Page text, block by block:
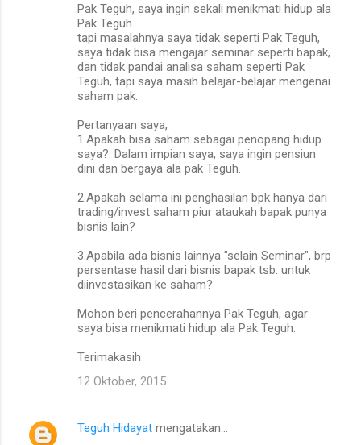
Pak Teguh, saya ingin sekali menikmati hidup ala
Pak Teguh
tapi masalahnya saya tidak seperti Pak Teguh,
saya tidak bisa mengajar seminar seperti bapak,
dan tidak pandai analisa saham seperti Pak
Teguh, tapi saya masih belajar-belajar mengenai
saham pak.
Pertanyaan saya,
1.Apakah bisa saham sebagai penopang hidup
saya?. Dalam impian saya, saya ingin pensiun
dini dan bergaya ala pak Teguh.
2.Apakah selama ini penghasilan bpk hanya dari
trading/invest saham piur ataukah bapak punya
bisnis lain?
3.Apabila ada bisnis lainnya "selain Seminar", brp
persentase hasil dari bisnis bapak tsb. untuk
diinvestasikan ke saham?
Mohon beri pencerahannya Pak Teguh, agar
saya bisa menikmati hidup ala Pak Teguh.
Terimakasih
12 Oktober, 2015
Teguh Hidayat mengatakan…